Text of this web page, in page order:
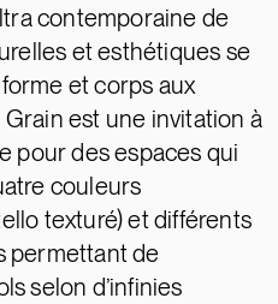
contemporaine de
et esthétiques se
et corps aux
est une invitation à
pour des espaces qui
couleurs
texturé) et différents
permettant de
selon d’infinies